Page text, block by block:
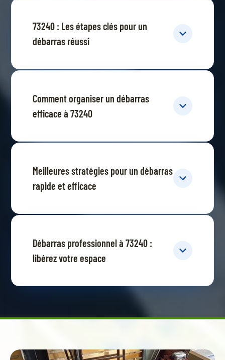
73240 : Les étapes clés pour un
débarras réussi
Comment organiser un débarras
efficace à 73240
Meilleures stratégies pour un débarras
rapide et efficace
Débarras professionnel à 73240 :
libérez votre espace